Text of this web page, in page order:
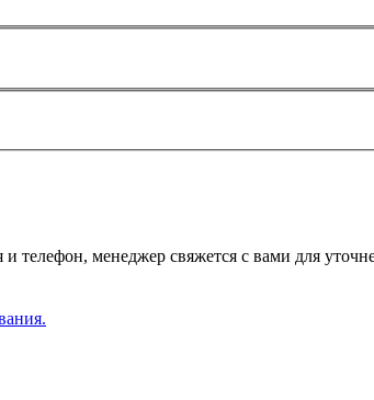
телефон, менеджер свяжется с вами для